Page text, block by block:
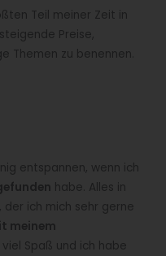
Teil meiner Zeit in
Preise,
Themen zu benennen.
entspannen, wenn ich
habe. Alles in
ich mich sehr gerne
meinem
Spaß und ich habe